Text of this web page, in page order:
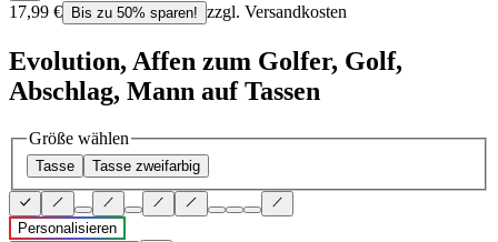
17,99 € Bis zu 50% sparen! zzgl. Versandkosten
Evolution, Affen zum Golfer, Golf,
Abschlag, Mann auf Tassen
Größe wählen
Tasse Tasse zweifarbig
Personalisieren